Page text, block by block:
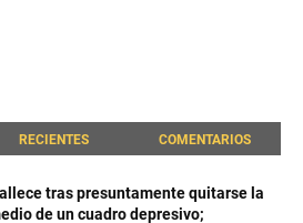
RECIENTES COMENTARIOS
tras presuntamente quitarse la
de un cuadro depresivo;